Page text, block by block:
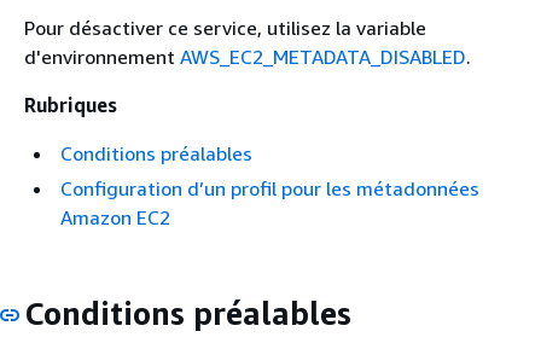
Pour désactiver ce service, utilisez la variable
d'environnement AWS_EC2_METADATA_DISABLED.
Rubriques
Conditions préalables
Configuration d’un profil pour les métadonnées
Amazon EC2
Conditions préalables